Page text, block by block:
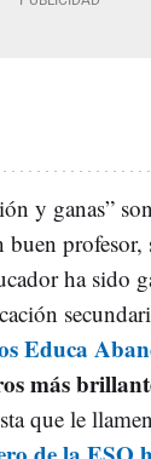
y ganas”
buen profesor,
ha sido
Educa
más
que le